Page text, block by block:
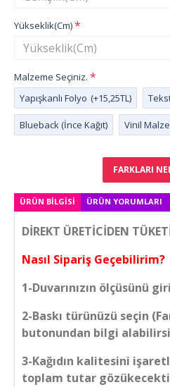
FARKLARI
Yükseklik(Cm)
Malzeme Seçiniz.
Yapışkanlı Folyo (+15,25TL)
Blueback (İnce Kağıt) Vinil
ÜRÜN BILGISI ÜRÜN YORUMLARI
DİREKT ÜRETİCİDEN
Nasıl Sipariş Geçebilirim?
1-Duvarınızın ölçüsünü
2-Baskı türünüzü seçin
butonundan bilgi
3-Kağıdın kalitesini
toplam tutar